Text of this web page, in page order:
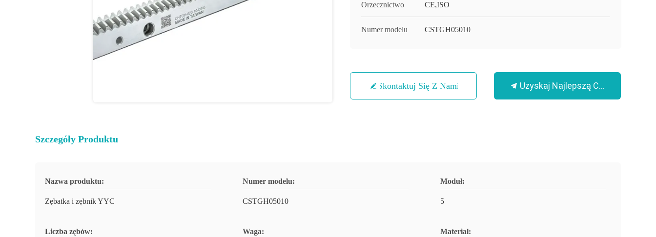
Orzecznictwo CE,ISO
Numer modelu CSTGH05010
Skontaktuj Się Z Nami Uzyskaj Najlepszą Cenę
Szczegóły Produktu
Nazwa produktu:
Zębatka i zębnik YYC
Numer modelu:
CSTGH05010
Moduł:
5
Liczba zębów: Waga: Materiał: